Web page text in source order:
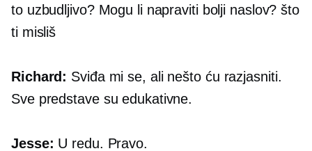
to uzbudljivo? Mogu li napraviti bolji naslov? što
ti misliš
Richard: Sviđa mi se, ali nešto ću razjasniti.
Sve predstave su edukativne.
Jesse: U redu. Pravo.